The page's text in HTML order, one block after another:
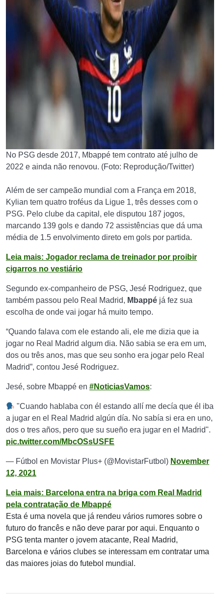
No PSG desde 2017, Mbappé tem contrato até julho de
2022 e ainda não renovou. (Foto: Reprodução/Twitter)
Além de ser campeão mundial com a França em 2018,
Kylian tem quatro troféus da Ligue 1, três desses com o
PSG. Pelo clube da capital, ele disputou 187 jogos,
marcando 139 gols e dando 72 assistências que dá uma
média de 1.5 envolvimento direto em gols por partida.
Leia mais: Jogador reclama de treinador por proibir
cigarros no vestiário
Segundo ex-companheiro de PSG, Jesé Rodriguez, que
também passou pelo Real Madrid, Mbappé já fez sua
escolha de onde vai jogar há muito tempo.
“Quando falava com ele estando ali, ele me dizia que ia
jogar no Real Madrid algum dia. Não sabia se era em um,
dos ou três anos, mas que seu sonho era jogar pelo Real
Madrid”, contou Jesé Rodriguez.
Jesé, sobre Mbappé en #NoticiasVamos:
"Cuando hablaba con él estando allí me decía que él iba
a jugar en el Real Madrid algún día. No sabía si era en uno,
dos o tres años, pero que su sueño era jugar en el Madrid".
pic.twitter.com/MbcOSsUSFE
— Fútbol en Movistar Plus+ (@MovistarFutbol) November
12, 2021
Leia mais: Barcelona entra na briga com Real Madrid
pela contratação de Mbappé
Esta é uma novela que já rendeu vários rumores sobre o
futuro do francês e não deve parar por aqui. Enquanto o
PSG tenta manter o jovem atacante, Real Madrid,
Barcelona e vários clubes se interessam em contratar uma
das maiores joias do futebol mundial.